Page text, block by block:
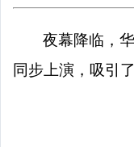
夜幕降临，
同步上演，吸引